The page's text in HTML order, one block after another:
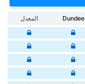
Dundee
المعدل